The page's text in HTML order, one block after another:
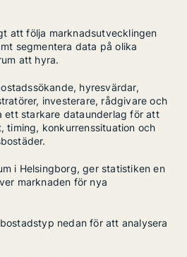
att följa marknadsutvecklingen
segmentera data på olika
att hyra.
hyresvärdar,
investerare, rådgivare och
ett starkare dataunderlag för att
timing, konkurrenssituation och
i Helsingborg, ger statistiken en
marknaden för nya
nedan för att analysera